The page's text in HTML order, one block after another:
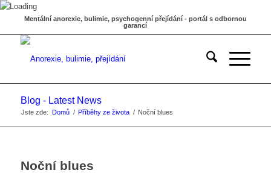
Mentální anorexie, bulimie, psychogenní přejídání - portál s odbornou
garancí
Blog - Latest News
Jste zde: Domů / Příběhy ze života / Noční blues
Noční blues